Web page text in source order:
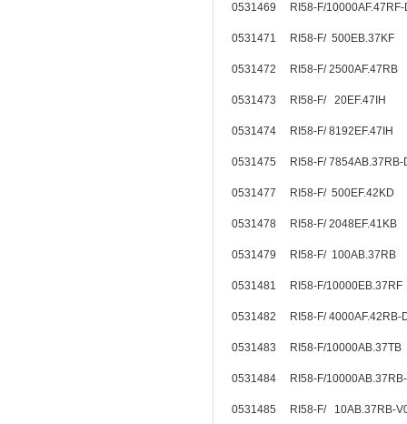
0531469 RI58-F/
0531471 RI58-F/ 500EB.37KF
0531472 RI58-F/ 2500AF.47RB
0531473 RI58-F/ 20EF.47IH
0531474 RI58-F/ 8192EF.47IH
0531475 RI58-F/
0531477 RI58-F/ 500EF.42KD
0531478 RI58-F/ 2048EF.41KB
0531479 RI58-F/ 100AB.37RB
0531481 RI58-F/10000EB.37RF
0531482 RI58-F/
0531483 RI58-F/10000AB.37TB
0531484 RI58-F/
0531485 RI58-F/ 10AB.37RB-